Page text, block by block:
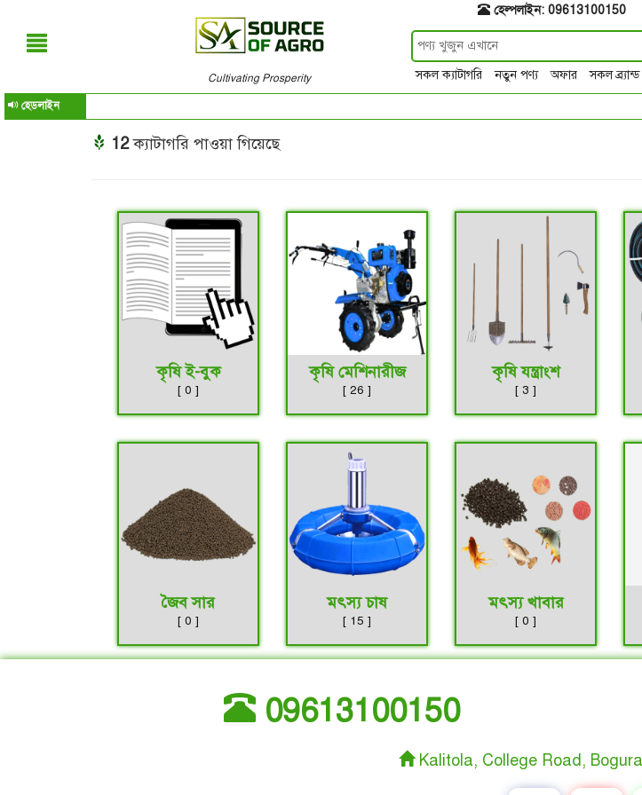
হেল্পলাইন: 09613100150
Cultivating Prosperity সকল ক্যাটাগরি নতুন পণ্য অফার সকল ব্র্যান্ড
হেডলাইন
12ক্যাটাগরি পাওয়া গিয়েছে
কৃষি ই-বুক
[ 0 ]
কৃষি মেশিনারীজ
[ 26 ]
কৃষি যন্ত্রাংশ
[ 3 ]
জৈব সার
[ 0 ]
মৎস্য চাষ
[ 15 ]
মৎস্য খাবার
[ 0 ]
09613100150
Kalitola, College Road,